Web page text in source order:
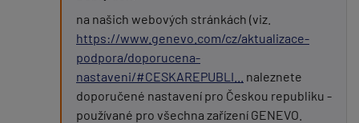
na našich webových stránkách (viz.
https://www.genevo.com/cz/aktualizace-
podpora/doporucena-
nastaveni/#CESKAREPUBLI...
naleznete
doporučené nastavení pro Českou republiku -
používané pro všechna zařízení GENEVO.